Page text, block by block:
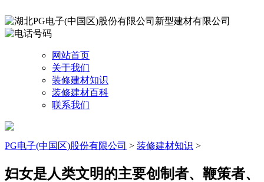
网站首页
关于我们
装修建材知识
装修建材百科
联系我们
PG电子(中国区)股份有限公司 > 装修建材知识 >
妇女是人类文明的主要创制者、鞭策者、